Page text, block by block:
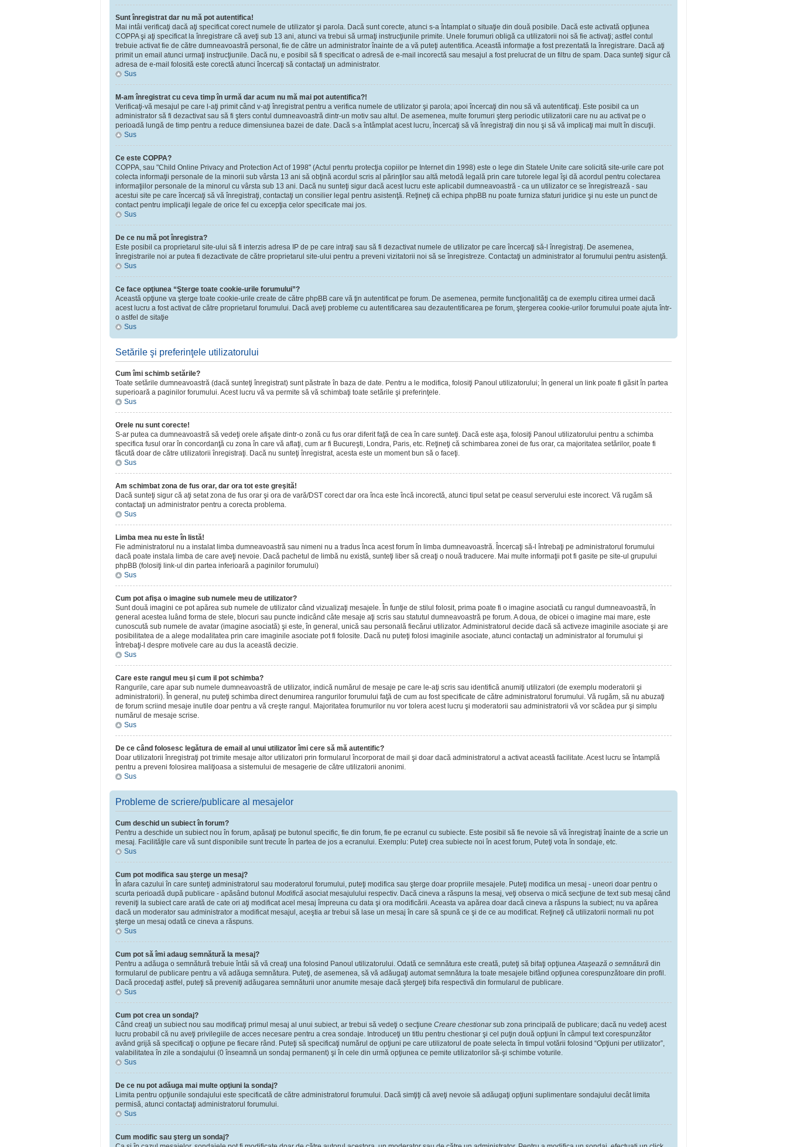
Sunt înregistrat dar nu mă pot autentifica!
Mai intâi verificaţi dacă aţi specificat corect numele de utilizator şi parola. Dacă sunt corecte, atunci s-a întamplat o situaţie din două posibile. Dacă este activată opţiunea
COPPA şi aţi specificat la înregistrare că aveţi sub 13 ani, atunci va trebui să urmaţi instrucţiunile primite. Unele forumuri obligă ca utilizatorii noi să fie activaţi; astfel contul
trebuie activat fie de către dumneavoastră personal, fie de către un administrator înainte de a vă puteţi autentifica. Această informaţie a fost prezentată la înregistrare. Dacă aţi
primit un email atunci urmaţi instrucţiunile. Dacă nu, e posibil să fi specificat o adresă de e-mail incorectă sau mesajul a fost prelucrat de un filtru de spam. Daca sunteţi sigur că
adresa de e-mail folosită este corectă atunci încercaţi să contactaţi un administrator.
Sus
M-am înregistrat cu ceva timp în urmă dar acum nu mă mai pot autentifica?!
Verificaţi-vă mesajul pe care l-aţi primit când v-aţi înregistrat pentru a verifica numele de utilizator şi parola; apoi încercaţi din nou să vă autentificaţi. Este posibil ca un
administrator să fi dezactivat sau să fi şters contul dumneavoastră dintr-un motiv sau altul. De asemenea, multe forumuri şterg periodic utilizatorii care nu au activat pe o
perioadă lungă de timp pentru a reduce dimensiunea bazei de date. Dacă s-a întâmplat acest lucru, încercaţi să vă înregistraţi din nou şi să vă implicaţi mai mult în discuţii.
Sus
Ce este COPPA?
COPPA, sau "Child Online Privacy and Protection Act of 1998" (Actul penrtu protecţia copiilor pe Internet din 1998) este o lege din Statele Unite care solicită site-urile care pot
colecta informaţii personale de la minorii sub vârsta 13 ani să obţină acordul scris al părinţilor sau altă metodă legală prin care tutorele legal îşi dă acordul pentru colectarea
informaţiilor personale de la minorul cu vârsta sub 13 ani. Dacă nu sunteţi sigur dacă acest lucru este aplicabil dumneavoastră - ca un utilizator ce se înregistrează - sau
acestui site pe care încercaţi să vă înregistraţi, contactaţi un consilier legal pentru asistenţă. Reţineţi că echipa phpBB nu poate furniza sfaturi juridice şi nu este un punct de
contact pentru implicaţii legale de orice fel cu excepţia celor specificate mai jos.
Sus
De ce nu mă pot înregistra?
Este posibil ca proprietarul site-ului să fi interzis adresa IP de pe care intraţi sau să fi dezactivat numele de utilizator pe care încercaţi să-l înregistraţi. De asemenea,
înregistrarile noi ar putea fi dezactivate de către proprietarul site-ului pentru a preveni vizitatorii noi să se înregistreze. Contactaţi un administrator al forumului pentru asistenţă.
Sus
Ce face opţiunea “Şterge toate cookie-urile forumului”?
Această opţiune va şterge toate cookie-urile create de către phpBB care vă ţin autentificat pe forum. De asemenea, permite funcţionalităţi ca de exemplu citirea urmei dacă
acest lucru a fost activat de către proprietarul forumului. Dacă aveţi probleme cu autentificarea sau dezautentificarea pe forum, ştergerea cookie-urilor forumului poate ajuta într-
o astfel de sitaţie
Sus
Setările şi preferinţele utilizatorului
Cum îmi schimb setările?
Toate setările dumneavoastră (dacă sunteţi înregistrat) sunt păstrate în baza de date. Pentru a le modifica, folosiţi Panoul utilizatorului; în general un link poate fi găsit în partea
superioară a paginilor forumului. Acest lucru vă va permite să vă schimbaţi toate setările şi preferinţele.
Sus
Orele nu sunt corecte!
S-ar putea ca dumneavoastră să vedeţi orele afişate dintr-o zonă cu fus orar diferit faţă de cea în care sunteţi. Dacă este aşa, folosiţi Panoul utilizatorului pentru a schimba
specifica fusul orar în concordanţă cu zona în care vă aflaţi, cum ar fi Bucureşti, Londra, Paris, etc. Reţineţi că schimbarea zonei de fus orar, ca majoritatea setărilor, poate fi
făcută doar de către utilizatorii înregistraţi. Dacă nu sunteţi înregistrat, acesta este un moment bun să o faceţi.
Sus
Am schimbat zona de fus orar, dar ora tot este greşită!
Dacă sunteţi sigur că aţi setat zona de fus orar şi ora de vară/DST corect dar ora înca este încă incorectă, atunci tipul setat pe ceasul serverului este incorect. Vă rugăm să
contactaţi un administrator pentru a corecta problema.
Sus
Limba mea nu este în listă!
Fie administratorul nu a instalat limba dumneavoastră sau nimeni nu a tradus înca acest forum în limba dumneavoastră. Încercaţi să-l întrebaţi pe administratorul forumului
dacă poate instala limba de care aveţi nevoie. Dacă pachetul de limbă nu există, sunteţi liber să creaţi o nouă traducere. Mai multe informaţii pot fi gasite pe site-ul grupului
phpBB (folosiţi link-ul din partea inferioară a paginilor forumului)
Sus
Cum pot afişa o imagine sub numele meu de utilizator?
Sunt două imagini ce pot apărea sub numele de utilizator când vizualizaţi mesajele. În funţie de stilul folosit, prima poate fi o imagine asociată cu rangul dumneavoastră, în
general acestea luând forma de stele, blocuri sau puncte indicând câte mesaje aţi scris sau statutul dumneavoastră pe forum. A doua, de obicei o imagine mai mare, este
cunoscută sub numele de avatar (imagine asociată) şi este, în general, unică sau personală fiecărui utilizator. Administratorul decide dacă să activeze imaginile asociate şi are
posibilitatea de a alege modalitatea prin care imaginile asociate pot fi folosite. Dacă nu puteţi folosi imaginile asociate, atunci contactaţi un administrator al forumului şi
întrebaţi-l despre motivele care au dus la această decizie.
Sus
Care este rangul meu şi cum il pot schimba?
Rangurile, care apar sub numele dumneavoastră de utilizator, indică numărul de mesaje pe care le-aţi scris sau identifică anumiţi utilizatori (de exemplu moderatorii şi
administratorii). În general, nu puteţi schimba direct denumirea rangurilor forumului faţă de cum au fost specificate de către administratorul forumului. Vă rugăm, să nu abuzaţi
de forum scriind mesaje inutile doar pentru a vă creşte rangul. Majoritatea forumurilor nu vor tolera acest lucru şi moderatorii sau administratorii vă vor scădea pur şi simplu
numărul de mesaje scrise.
Sus
De ce când folosesc legătura de email al unui utilizator îmi cere să mă autentific?
Doar utilizatorii înregistraţi pot trimite mesaje altor utilizatori prin formularul încorporat de mail şi doar dacă administratorul a activat această facilitate. Acest lucru se întamplă
pentru a preveni folosirea maliţioasa a sistemului de mesagerie de către utilizatorii anonimi.
Sus
Probleme de scriere/publicare al mesajelor
Cum deschid un subiect în forum?
Pentru a deschide un subiect nou în forum, apăsaţi pe butonul specific, fie din forum, fie pe ecranul cu subiecte. Este posibil să fie nevoie să vă înregistraţi înainte de a scrie un
mesaj. Facilităţile care vă sunt disponibile sunt trecute în partea de jos a ecranului. Exemplu: Puteţi crea subiecte noi în acest forum, Puteţi vota în sondaje, etc.
Sus
Cum pot modifica sau şterge un mesaj?
În afara cazului în care sunteţi administratorul sau moderatorul forumului, puteţi modifica sau şterge doar propriile mesajele. Puteţi modifica un mesaj - uneori doar pentru o
scurta perioadă după publicare - apăsând butonul Modifică asociat mesajulului respectiv. Dacă cineva a răspuns la mesaj, veţi observa o mică secţiune de text sub mesaj când
reveniţi la subiect care arată de cate ori aţi modificat acel mesaj împreuna cu data şi ora modificării. Aceasta va apărea doar dacă cineva a răspuns la subiect; nu va apărea
dacă un moderator sau administrator a modificat mesajul, aceştia ar trebui să lase un mesaj în care să spună ce şi de ce au modificat. Reţineţi că utilizatorii normali nu pot
şterge un mesaj odată ce cineva a răspuns.
Sus
Cum pot să îmi adaug semnătură la mesaj?
Pentru a adăuga o semnătură trebuie întâi să vă creaţi una folosind Panoul utilizatorului. Odată ce semnătura este creată, puteţi să bifaţi opţiuneaAtaşează o semnătură din
formularul de publicare pentru a vă adăuga semnătura. Puteţi, de asemenea, să vă adăugaţi automat semnătura la toate mesajele bifând opţiunea corespunzătoare din profil.
Dacă procedaţi astfel, puteţi să preveniţi adăugarea semnăturii unor anumite mesaje dacă ştergeţi bifa respectivă din formularul de publicare.
Sus
Cum pot crea un sondaj?
Când creaţi un subiect nou sau modificaţi primul mesaj al unui subiect, ar trebui să vedeţi o secţiune Creare chestionarsub zona principală de publicare; dacă nu vedeţi acest
lucru probabil că nu aveţi privilegiile de acces necesare pentru a crea sondaje. Introduceţi un titlu pentru chestionar şi cel puţin două opţiuni în câmpul text corespunzător
având grijă să specificaţi o opţiune pe fiecare rând. Puteţi să specificaţi numărul de opţiuni pe care utilizatorul de poate selecta în timpul votării folosind “Opţiuni per utilizator”,
valabilitatea în zile a sondajului (0 înseamnă un sondaj permanent) şi în cele din urmă opţiunea ce pemite utilizatorilor să-şi schimbe voturile.
Sus
De ce nu pot adăuga mai multe opţiuni la sondaj?
Limita pentru opţiunile sondajului este specificată de către administratorul forumului. Dacă simţiţi că aveţi nevoie să adăugaţi opţiuni suplimentare sondajului decât limita
permisă, atunci contactaţi administratorul forumului.
Sus
Cum modific sau şterg un sondaj?